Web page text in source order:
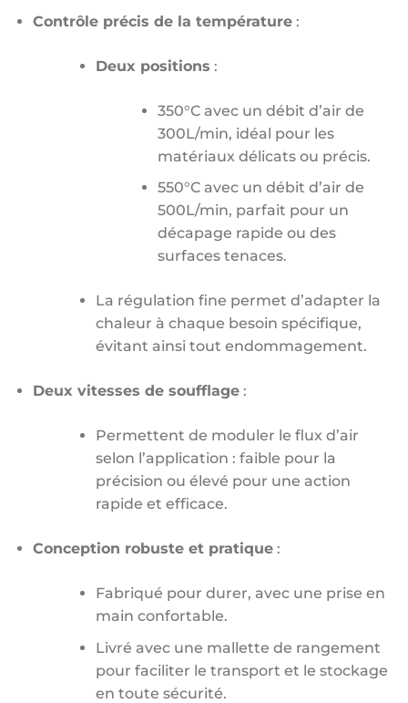
Contrôle précis de la température:
Deux positions :
350°C avec un débit d’air de
300L/min, idéal pour les
matériaux délicats ou précis.
550°C avec un débit d’air de
500L/min, parfait pour un
décapage rapide ou des
surfaces tenaces.
La régulation fine permet d’adapter la
chaleur à chaque besoin spécifique,
évitant ainsi tout endommagement.
Deux vitesses de soufflage:
Permettent de moduler le flux d’air
selon l’application : faible pour la
précision ou élevé pour une action
rapide et efficace.
Conception robuste et pratique:
Fabriqué pour durer, avec une prise en
main confortable.
Livré avec une mallette de rangement
pour faciliter le transport et le stockage
en toute sécurité.